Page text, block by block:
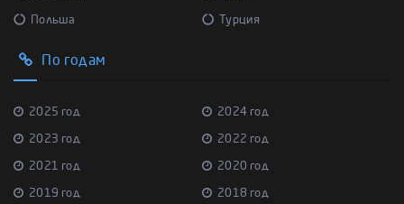
Польша Турция
По годам
2025 год 2024 год
2023 год 2022 год
2021 год 2020 год
2019 год 2018 год